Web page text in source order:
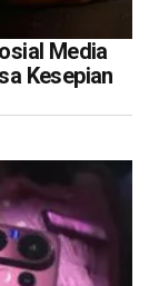
Media
Kesepian